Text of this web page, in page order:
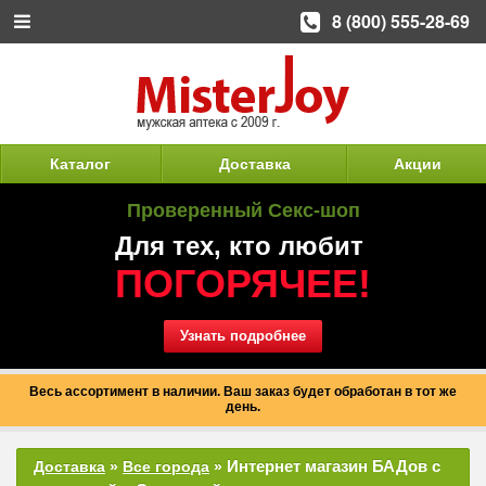
Каталог Доставка Акции
Проверенный Секс-шоп
Для тех, кто любит
ПОГОРЯЧЕЕ!
Узнать подробнее
Весь ассортимент в наличии. Ваш заказ будет обработан в тот же
день.
Доставка » Все города » Интернет магазин БАДов с
8 (800) 555-28-69